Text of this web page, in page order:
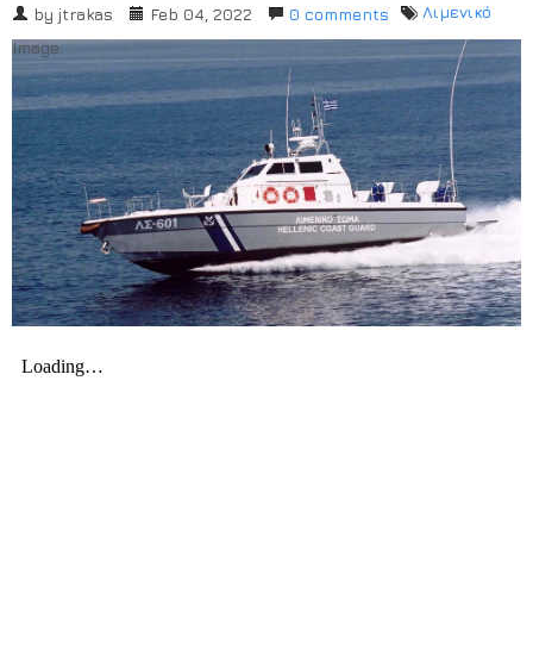
Ανακοινώσεις
Χρήσιμα Έντυπα
by jtrakas Feb 04, 2022 0 comments
Λιμενικό
Image: